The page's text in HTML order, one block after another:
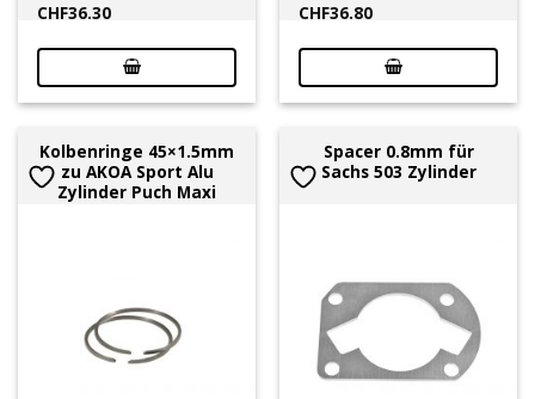
CHF36.30
CHF36.80
Kolbenringe 45×1.5mm
zu AKOA Sport Alu
Zylinder Puch Maxi
Spacer 0.8mm für
Sachs 503 Zylinder